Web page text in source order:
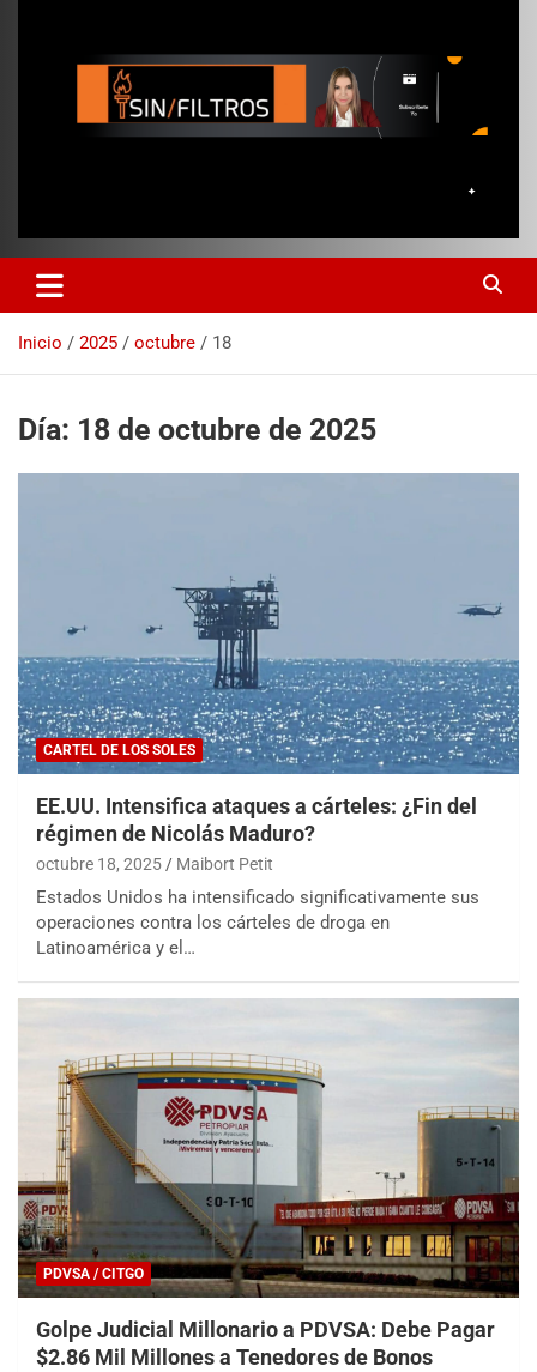
Inicio 2025 octubre 18
Día: 18 de octubre de 2025
CARTEL DE LOS SOLES
EE.UU. Intensifica ataques a cárteles: ¿Fin del
régimen de Nicolás Maduro?
octubre 18, 2025 Maibort Petit
Estados Unidos ha intensificado significativamente sus
operaciones contra los cárteles de droga en
Latinoamérica y el…
PDVSA / CITGO
Golpe Judicial Millonario a PDVSA: Debe Pagar
$2.86 Mil Millones a Tenedores de Bonos